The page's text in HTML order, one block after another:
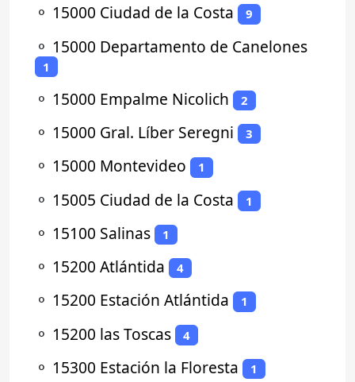
⚬ 15000 Ciudad de la Costa 9
⚬ 15000 Departamento de Canelones
1
⚬ 15000 Empalme Nicolich 2
⚬ 15000 Gral. Líber Seregni 3
⚬ 15000 Montevideo 1
⚬ 15005 Ciudad de la Costa 1
⚬ 15100 Salinas 1
⚬ 15200 Atlántida 4
⚬ 15200 Estación Atlántida 1
⚬ 15200 las Toscas 4
⚬ 15300 Estación la Floresta 1